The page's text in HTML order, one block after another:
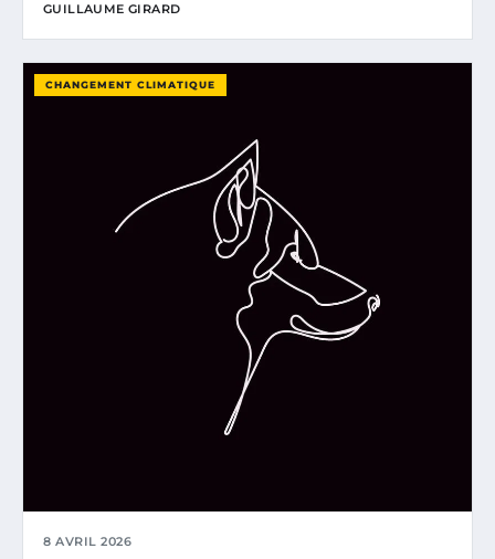
GUILLAUME GIRARD
CHANGEMENT CLIMATIQUE
8 AVRIL 2026